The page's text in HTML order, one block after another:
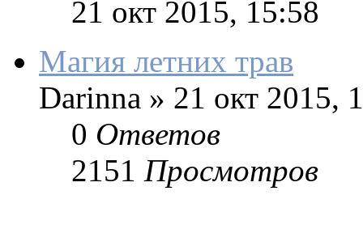
21 окт 2015, 15:58
Магия летних трав
Darinna » 21 окт 2015,
0 Ответов
2151 Просмотров